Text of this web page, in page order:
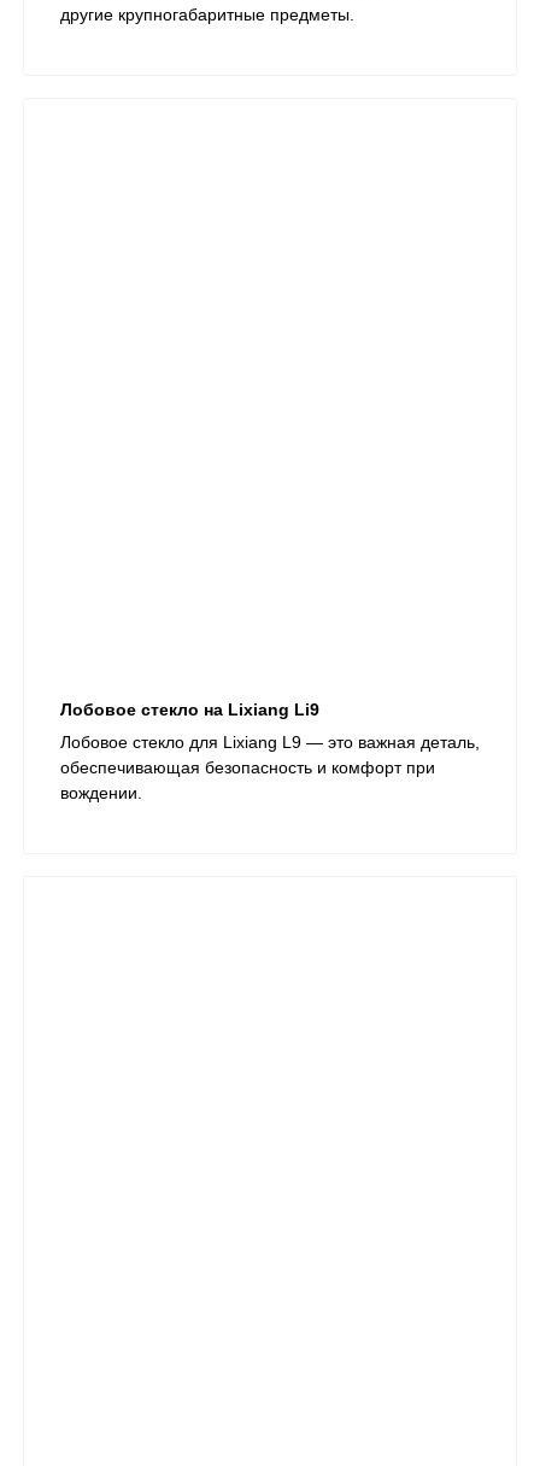
другие крупногабаритные предметы.​
Лобовое стекло на Lixiang Li9
​Лобовое стекло для Lixiang L9 — это важная деталь,
обеспечивающая безопасность и комфорт при
вождении.